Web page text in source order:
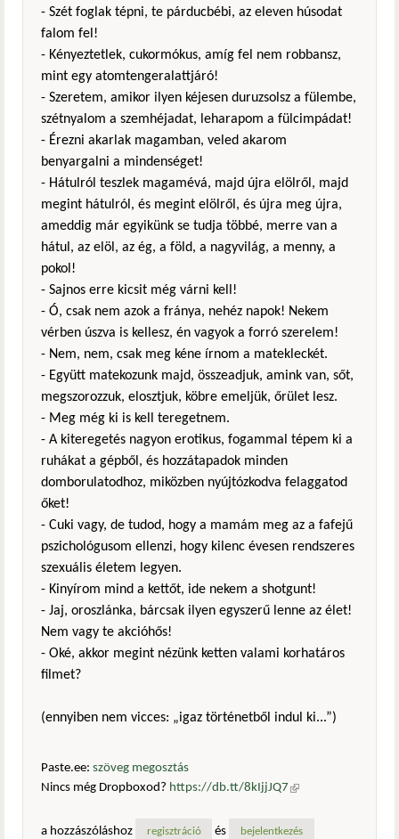
- Szét foglak tépni, te párducbébi, az eleven húsodat
falom fel!
- Kényeztetlek, cukormókus, amíg fel nem robbansz,
mint egy atomtengeralattjáró!
- Szeretem, amikor ilyen kéjesen duruzsolsz a fülembe,
szétnyalom a szemhéjadat, leharapom a fülcimpádat!
- Érezni akarlak magamban, veled akarom
benyargalni a mindenséget!
- Hátulról teszlek magamévá, majd újra elölről, majd
megint hátulról, és megint elölről, és újra meg újra,
ameddig már egyikünk se tudja többé, merre van a
hátul, az elöl, az ég, a föld, a nagyvilág, a menny, a
pokol!
- Sajnos erre kicsit még várni kell!
- Ó, csak nem azok a fránya, nehéz napok! Nekem
vérben úszva is kellesz, én vagyok a forró szerelem!
- Nem, nem, csak meg kéne írnom a matekleckét.
- Együtt matekozunk majd, összeadjuk, amink van, sőt,
megszorozzuk, elosztjuk, köbre emeljük, őrület lesz.
- Meg még ki is kell teregetnem.
- A kiteregetés nagyon erotikus, fogammal tépem ki a
ruhákat a gépből, és hozzátapadok minden
domborulatodhoz, miközben nyújtózkodva felaggatod
őket!
- Cuki vagy, de tudod, hogy a mamám meg az a fafejű
pszichológusom ellenzi, hogy kilenc évesen rendszeres
szexuális életem legyen.
- Kinyírom mind a kettőt, ide nekem a shotgunt!
- Jaj, oroszlánka, bárcsak ilyen egyszerű lenne az élet!
Nem vagy te akcióhős!
- Oké, akkor megint nézünk ketten valami korhatáros
filmet?
(ennyiben nem vicces: „igaz történetből indul ki...”)
Paste.ee: szöveg megosztás
Nincs még Dropboxod? https://db.tt/8kIjjJQ7 (külső
a hozzászóláshoz
regisztráció és bejelentkezés